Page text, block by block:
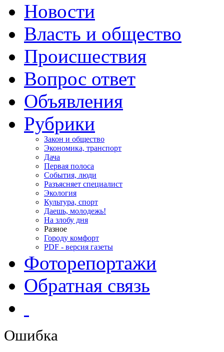
Новости
Власть и общество
Происшествия
Вопрос ответ
Объявления
Рубрики
Закон и общество
Экономика, транспорт
Дача
Первая полоса
События, люди
Разъясняет специалист
Экология
Культура, спорт
Даешь, молодежь!
На злобу дня
Разное
Городу комфорт
PDF - версия газеты
Фоторепортажи
Обратная связь
Ошибка